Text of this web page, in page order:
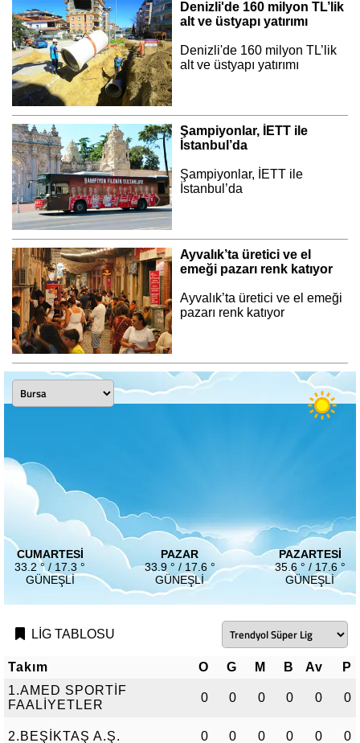
Denizli'de 160 milyon TL’lik
alt ve üstyapı yatırımı
Denizli'de 160 milyon TL’lik
alt ve üstyapı yatırımı
Şampiyonlar, İETT ile
İstanbul’da
Şampiyonlar, İETT ile
İstanbul’da
Ayvalık’ta üretici ve el
emeği pazarı renk katıyor
Ayvalık’ta üretici ve el emeği
pazarı renk katıyor
CUMARTESI
33.2 ° / 17.3 °
GÜNEŞLI
PAZAR
33.9 ° / 17.6 °
GÜNEŞLI
PAZARTESI
35.6 ° / 17.6 °
GÜNEŞLI
LİG TABLOSU
Takım O G M B Av
P
1.AMED SPORTİF
FAALİYETLER
0 0 0 0 0 0
2.BEŞİKTAŞ A.Ş. 0 0 0 0 0 0